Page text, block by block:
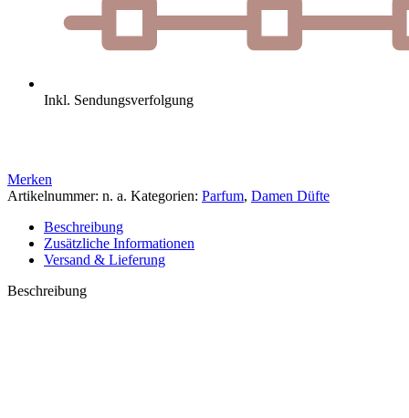
Inkl. Sendungsverfolgung
Merken
Artikelnummer: n. a. Kategorien: Parfum, Damen Düfte
Beschreibung
Zusätzliche Informationen
Versand & Lieferung
Beschreibung